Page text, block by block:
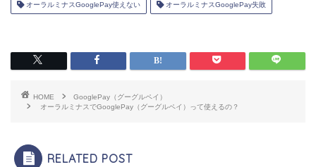
オーラルミナスGooglePay使えない オーラルミナスGooglePay失敗
HOME
GooglePay（グーグルペイ）
オーラルミナスでGooglePay（グーグルペイ）って使えるの？
RELATED POST